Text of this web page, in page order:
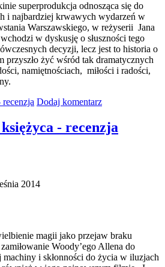
superprodukcja odnosząca się do
i najbardziej krwawych wydarzeń w
Warszawskiego, w reżyserii Jana
w dyskusję o słuszności tego
decyzji, lecz jest to historia o
przyszło żyć wśród tak dramatycznych
namiętnościach, miłości i radości,
Dodaj komentarz
- recenzja
2014
magii jako przejaw braku
Woody’ego Allena do
i skłonności do życia w iluzjach